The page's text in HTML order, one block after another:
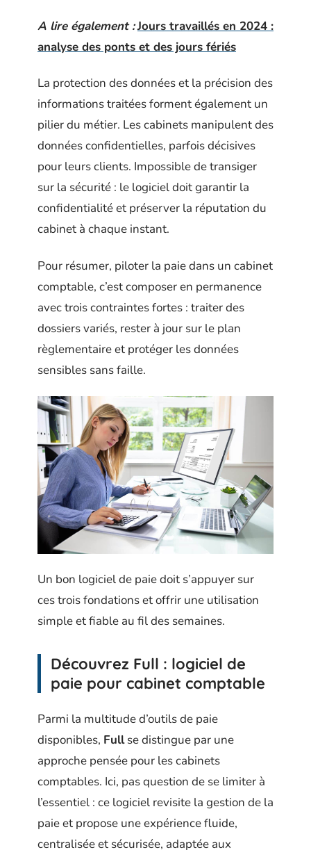
A lire également :Jours travaillés en 2024 :
analyse des ponts et des jours fériés
La protection des données et la précision des
informations traitées forment également un
pilier du métier. Les cabinets manipulent des
données confidentielles, parfois décisives
pour leurs clients. Impossible de transiger
sur la sécurité : le logiciel doit garantir la
confidentialité et préserver la réputation du
cabinet à chaque instant.
Pour résumer, piloter la paie dans un cabinet
comptable, c’est composer en permanence
avec trois contraintes fortes : traiter des
dossiers variés, rester à jour sur le plan
règlementaire et protéger les données
sensibles sans faille.
Un bon logiciel de paie doit s’appuyer sur
ces trois fondations et offrir une utilisation
simple et fiable au fil des semaines.
Découvrez Full : logiciel de
paie pour cabinet comptable
Parmi la multitude d’outils de paie
disponibles, Fullse distingue par une
approche pensée pour les cabinets
comptables. Ici, pas question de se limiter à
l’essentiel : ce logiciel revisite la gestion de la
paie et propose une expérience fluide,
centralisée et sécurisée, adaptée aux